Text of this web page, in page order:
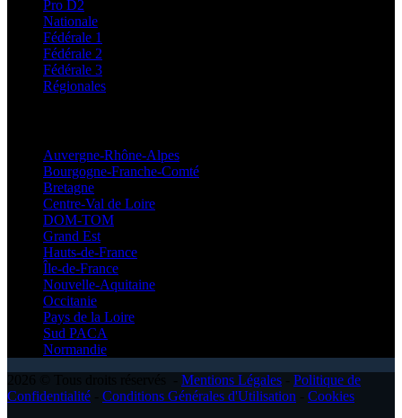
Pro D2
Nationale
Fédérale 1
Fédérale 2
Fédérale 3
Régionales
Auvergne-Rhône-Alpes
Bourgogne-Franche-Comté
Bretagne
Centre-Val de Loire
DOM-TOM
Grand Est
Hauts-de-France
Île-de-France
Nouvelle-Aquitaine
Occitanie
Pays de la Loire
Sud PACA
Normandie
Mentions Légales
Politique de
Confidentialité
Conditions Générales d'Utilisation
Cookies